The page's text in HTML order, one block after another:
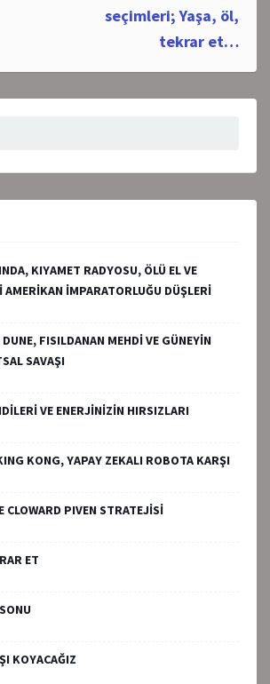
seçimleri; Yaşa, öl,
tekrar et…
KIYAMET RADYOSU, ÖLÜ EL VE
AMERİKAN İMPARATORLUĞU DÜŞLERİ
DUNE, FISILDANAN MEHDİ VE GÜNEYİN
SAVAŞI
VE ENERJİNİZİN HIRSIZLARI
KONG, YAPAY ZEKALI ROBOTA KARŞI
CLOWARD PIVEN STRATEJİSİ
ET
KOYACAĞIZ